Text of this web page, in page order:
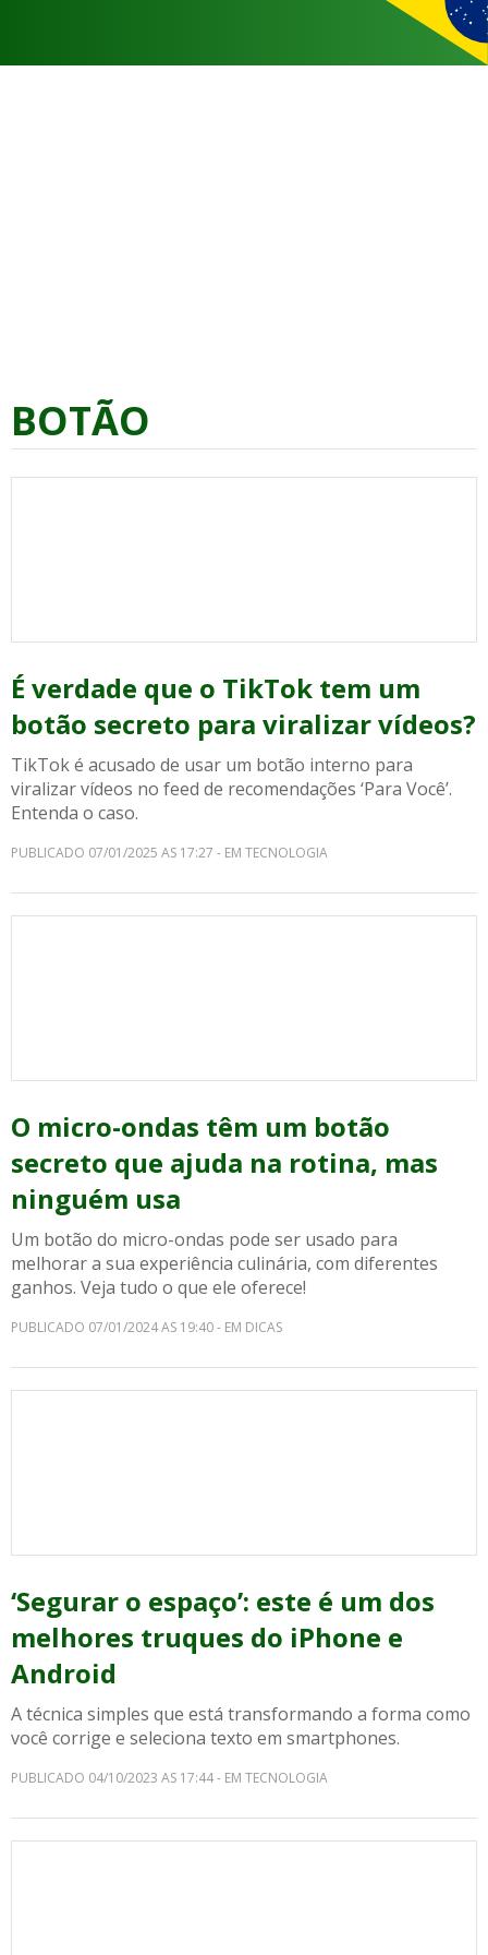
BOTÃO
É verdade que o TikTok tem um
botão secreto para viralizar vídeos?
TikTok é acusado de usar um botão interno para
viralizar vídeos no feed de recomendações ‘Para Você’.
Entenda o caso.
PUBLICADO 07/01/2025 AS 17:27 - EM TECNOLOGIA
O micro-ondas têm um botão
secreto que ajuda na rotina, mas
ninguém usa
Um botão do micro-ondas pode ser usado para
melhorar a sua experiência culinária, com diferentes
ganhos. Veja tudo o que ele oferece!
PUBLICADO 07/01/2024 AS 19:40 - EM DICAS
‘Segurar o espaço’: este é um dos
melhores truques do iPhone e
Android
A técnica simples que está transformando a forma como
você corrige e seleciona texto em smartphones.
PUBLICADO 04/10/2023 AS 17:44 - EM TECNOLOGIA